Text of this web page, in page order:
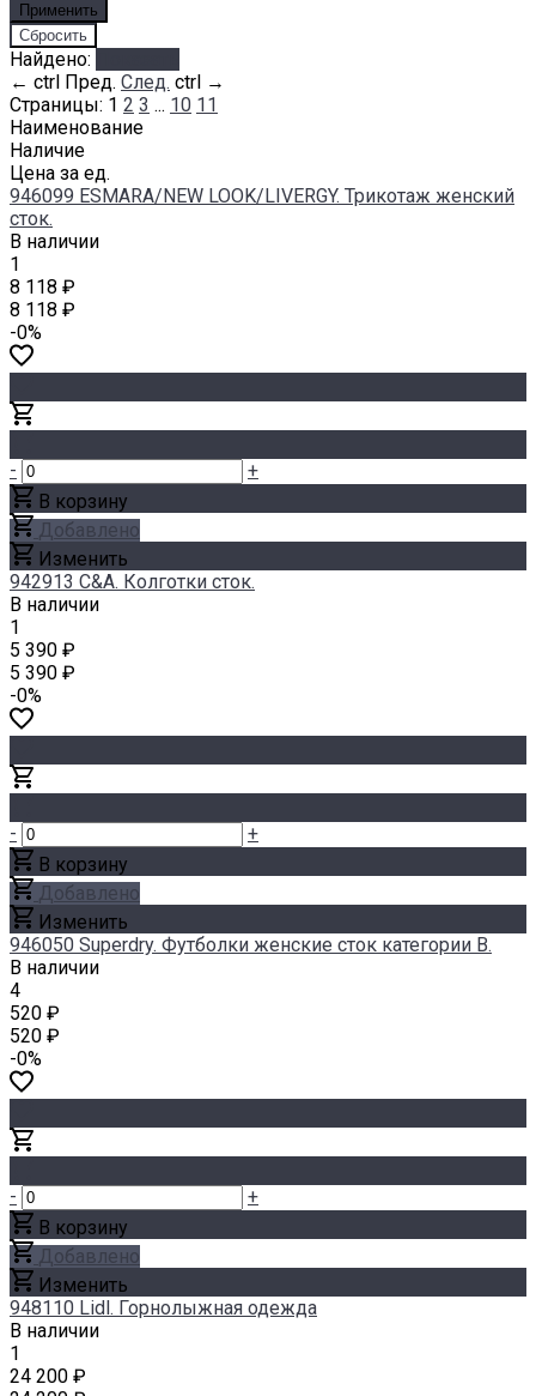
Найдено:
← ctrl Пред. След. ctrl →
Страницы: 1 2 3 ... 10 11
Наименование
Наличие
Цена за ед.
946099 ESMARA/NEW LOOK/LIVERGY. Трикотаж женский
сток.
В наличии
1
8 118 ₽
8 118 ₽
-0%
-
+
В корзину
Добавлено
Изменить
942913 C&A. Колготки сток.
В наличии
1
5 390 ₽
5 390 ₽
-0%
-
+
В корзину
Добавлено
Изменить
946050 Superdry. Футболки женские сток категории В.
В наличии
4
520 ₽
520 ₽
-0%
-
+
В корзину
Добавлено
Изменить
948110 Lidl. Горнолыжная одежда
В наличии
1
24 200 ₽